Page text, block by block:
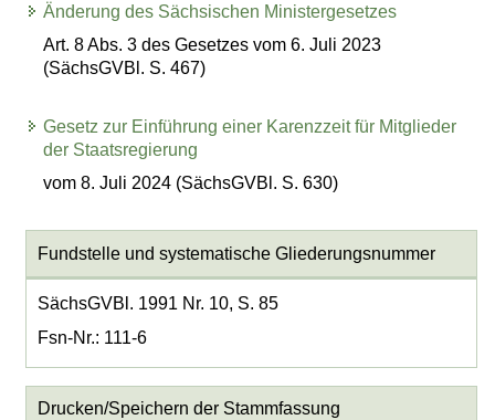
Änderung des Sächsischen Ministergesetzes
Art. 8 Abs. 3 des Gesetzes vom 6. Juli 2023
(SächsGVBl. S. 467)
Gesetz zur Einführung einer Karenzzeit für Mitglieder
der Staatsregierung
vom 8. Juli 2024 (SächsGVBl. S. 630)
Fundstelle und systematische Gliederungsnummer
SächsGVBl. 1991 Nr. 10, S. 85
Fsn-Nr.: 111-6
Drucken/Speichern der Stammfassung